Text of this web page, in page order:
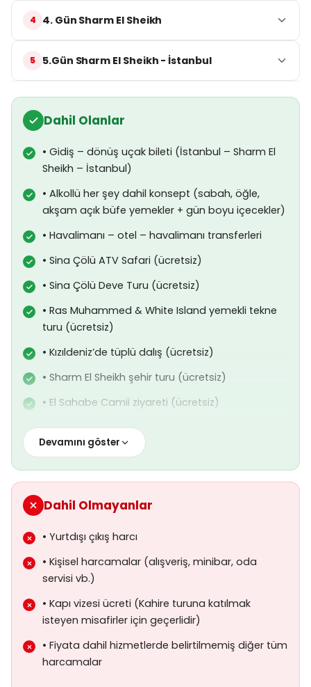
4. Gün Sharm El Sheikh
5.Gün Sharm El Sheikh - İstanbul
Dahil Olanlar
• Gidiş – dönüş uçak bileti (İstanbul – Sharm El
Sheikh – İstanbul)
• Alkollü her şey dahil konsept (sabah, öğle,
akşam açık büfe yemekler + gün boyu içecekler)
• Havalimanı – otel – havalimanı transferleri
• Sina Çölü ATV Safari (ücretsiz)
• Sina Çölü Deve Turu (ücretsiz)
• Ras Muhammed & White Island yemekli tekne
turu (ücretsiz)
• Kızıldeniz’de tüplü dalış (ücretsiz)
• Sharm El Sheikh şehir turu (ücretsiz)
• El Sahabe Camii ziyareti (ücretsiz)
• Farsha Cafe turu (ücretsiz)
• Havalimanı ve otel vergileri
• Profesyonel Türkçe rehberlik hizmeti
Devamını göster
Dahil Olmayanlar
• Yurtdışı çıkış harcı
• Kişisel harcamalar (alışveriş, minibar, oda
servisi vb.)
• Kapı vizesi ücreti (Kahire turuna katılmak
isteyen misafirler için geçerlidir)
• Fiyata dahil hizmetlerde belirtilmemiş diğer tüm
harcamalar